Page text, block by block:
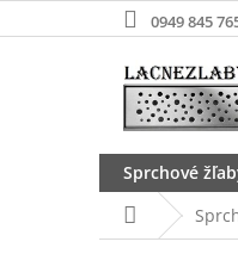
na
0949 845
Sprchové
Domov